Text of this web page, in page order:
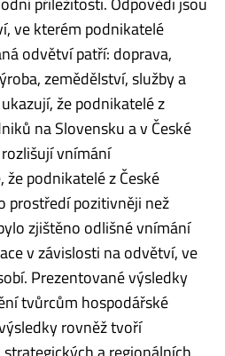
ve kterém podnikatelé
odvětví patří: doprava,
zemědělství, služby a
že podnikatelé z
na Slovensku a v České
vnímání
podnikatelé z České
prostředí pozitivněji než
zjištěno odlišné vnímání
v závislosti na odvětví, ve
Prezentované výsledky
tvůrcům hospodářské
rovněž tvoří